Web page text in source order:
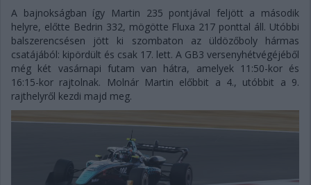
A bajnokságban így Martin 235 pontjával feljött a második
helyre, előtte Bedrin 332, mögötte Fluxa 217 ponttal áll. Utóbbi
balszerencsésen jött ki szombaton az üldözőboly hármas
csatájából: kipördült és csak 17. lett. A GB3 versenyhétvégéjéből
még két vasárnapi futam van hátra, amelyek 11:50-kor és
16:15-kor rajtolnak. Molnár Martin előbbit a 4., utóbbit a 9.
rajthelyről kezdi majd meg.